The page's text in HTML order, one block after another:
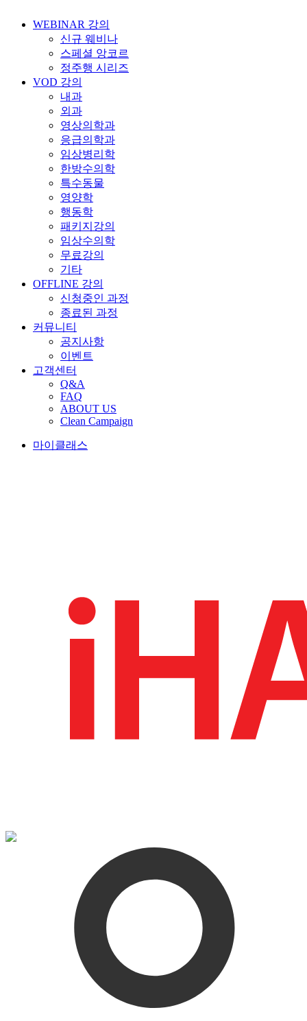
WEBINAR 강의
신규 웨비나
스페셜 앙코르
정주행 시리즈
VOD 강의
내과
외과
영상의학과
응급의학과
임상병리학
한방수의학
특수동물
영양학
행동학
패키지강의
임상수의학
무료강의
기타
OFFLINE 강의
신청중인 과정
종료된 과정
커뮤니티
공지사항
이벤트
고객센터
Q&A
FAQ
ABOUT US
Clean Campaign
마이클래스